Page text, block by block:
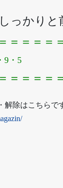
っかりと
＝＝＝＝
5
＝＝＝＝
解除はこちらで